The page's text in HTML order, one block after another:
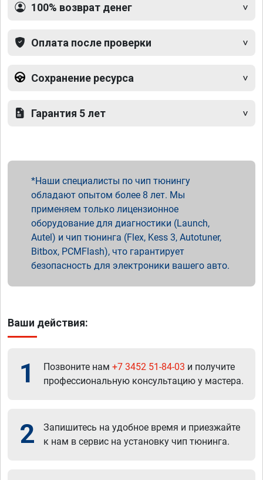
100% возврат денег
Оплата после проверки
Сохранение ресурса
Гарантия 5 лет
Наши специалисты по чип тюнингу
обладают опытом более 8 лет. Мы
применяем только лицензионное
оборудование для диагностики (Launch,
Autel) и чип тюнинга (Flex, Kess 3, Autotuner,
Bitbox, PCMFlash), что гарантирует
безопасность для электроники вашего авто.
Ваши действия:
1 Позвоните нам +7 3452 51-84-03 и получите
профессиональную консультацию у мастера.
2
Запишитесь на удобное время и приезжайте
к нам в сервис на установку чип тюнинга.